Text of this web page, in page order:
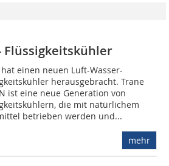
Flüssigkeitskühler
einen neuen Luft-Wasser-
herausgebracht. Trane
ist eine neue Generation von
die mit natürlichem
betrieben werden und...
mehr